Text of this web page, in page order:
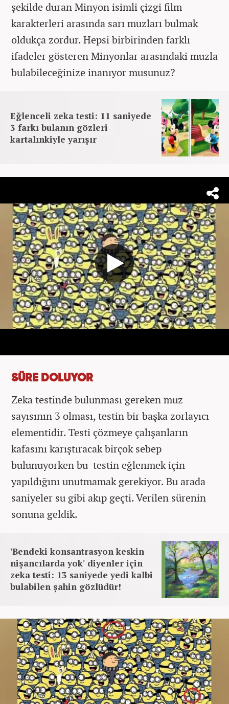
şekilde duran Minyon isimli çizgi film
karakterleri arasında sarı muzları bulmak
oldukça zordur. Hepsi birbirinden farklı
ifadeler gösteren Minyonlar arasındaki muzla
bulabileceğinize inanıyor musunuz?
Eğlenceli zeka testi: 11 saniyede
3 farkı bulanın gözleri
kartalınkiyle yarışır
SÜRE DOLUYOR
Zeka testinde bulunması gereken muz
sayısının 3 olması, testin bir başka zorlayıcı
elementidir. Testi çözmeye çalışanların
kafasını karıştıracak birçok sebep
bulunuyorken bu testin eğlenmek için
yapıldığını unutmamak gerekiyor. Bu arada
saniyeler su gibi akıp geçti. Verilen sürenin
sonuna geldik.
'Bendeki konsantrasyon keskin
nişancılarda yok' diyenler için
zeka testi: 13 saniyede yedi kalbi
bulabilen şahin gözlüdür!